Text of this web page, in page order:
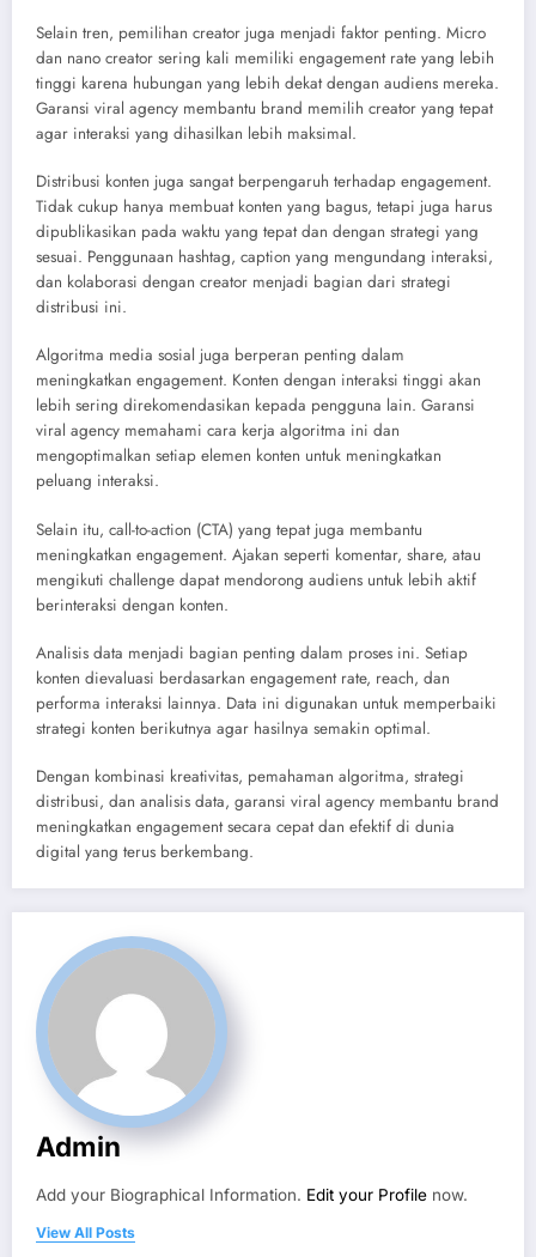
Selain tren, pemilihan creator juga menjadi faktor penting. Micro
dan nano creator sering kali memiliki engagement rate yang lebih
tinggi karena hubungan yang lebih dekat dengan audiens mereka.
Garansi viral agency membantu brand memilih creator yang tepat
agar interaksi yang dihasilkan lebih maksimal.
Distribusi konten juga sangat berpengaruh terhadap engagement.
Tidak cukup hanya membuat konten yang bagus, tetapi juga harus
dipublikasikan pada waktu yang tepat dan dengan strategi yang
sesuai. Penggunaan hashtag, caption yang mengundang interaksi,
dan kolaborasi dengan creator menjadi bagian dari strategi
distribusi ini.
Algoritma media sosial juga berperan penting dalam
meningkatkan engagement. Konten dengan interaksi tinggi akan
lebih sering direkomendasikan kepada pengguna lain. Garansi
viral agency memahami cara kerja algoritma ini dan
mengoptimalkan setiap elemen konten untuk meningkatkan
peluang interaksi.
Selain itu, call-to-action (CTA) yang tepat juga membantu
meningkatkan engagement. Ajakan seperti komentar, share, atau
mengikuti challenge dapat mendorong audiens untuk lebih aktif
berinteraksi dengan konten.
Analisis data menjadi bagian penting dalam proses ini. Setiap
konten dievaluasi berdasarkan engagement rate, reach, dan
performa interaksi lainnya. Data ini digunakan untuk memperbaiki
strategi konten berikutnya agar hasilnya semakin optimal.
Dengan kombinasi kreativitas, pemahaman algoritma, strategi
distribusi, dan analisis data, garansi viral agency membantu brand
meningkatkan engagement secara cepat dan efektif di dunia
digital yang terus berkembang.
Admin
Add your Biographical Information. Edit your Profile now.
View All Posts